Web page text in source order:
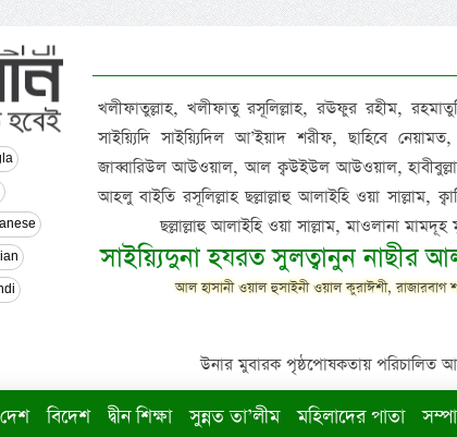
খলীফাতুল্লাহ, খলীফাতু রসূলিল্লাহ, রঊফুর রহীম,
সাইয়্যিদি সাইয়্যিদিল আ’ইয়াদ শরীফ, ছাহিবে
জাব্বারিউল আউওয়াল, আল ক্বউইউল আউওয়াল,
আহলু বাইতি রসূলিল্লাহ ছল্লাল্লাহু আলাইহি ওয়া সাল্লাম,
ছল্লাল্লাহু আলাইহি ওয়া সাল্লাম, মাওলানা মামদূহ
সাইয়্যিদুনা হযরত সুলত্বানুন নাছীর
আল হাসানী ওয়াল হুসাইনী ওয়াল কুরাঈশী, রাজারবাগ
উনার মুবারক পৃষ্ঠপোষকতায় পরিচালিত
দেশ বিদেশ দ্বীন শিক্ষা সুন্নত তা’লীম মহিলাদের পাতা